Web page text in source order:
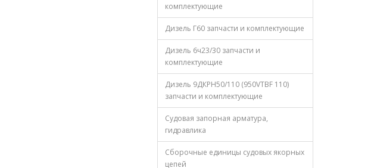
комплектующие
Дизель Г60 запчасти и комплектующие
Дизель 6ч23/30 запчасти и
комплектующие
Дизель 9ДКРН50/110 (950VTBF 110)
запчасти и комплектующие
Судовая запорная арматура,
гидравлика
Сборочные единицы судовых якорных
цепей